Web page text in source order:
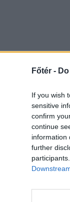
Főtér -
If you wish
sensitive
confirm
continue
information
further